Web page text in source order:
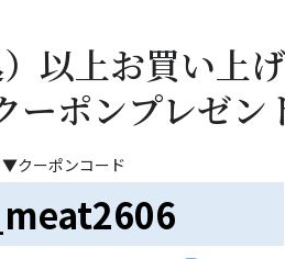
以上お買い上
ポンプレゼン
▼クーポンコード